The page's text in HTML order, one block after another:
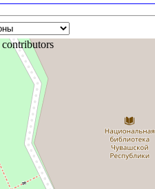
contributors